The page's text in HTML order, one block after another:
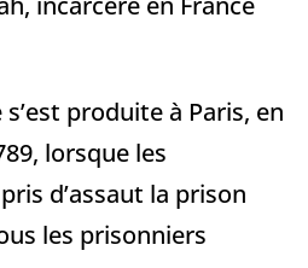
produite à Paris, en
lorsque les
d’assaut la prison
les prisonniers